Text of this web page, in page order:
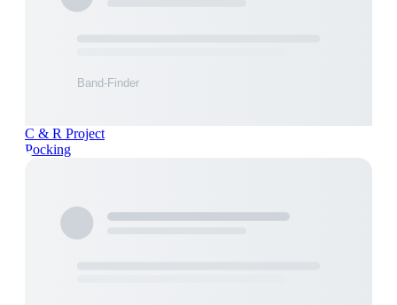
C & R Project
Pocking